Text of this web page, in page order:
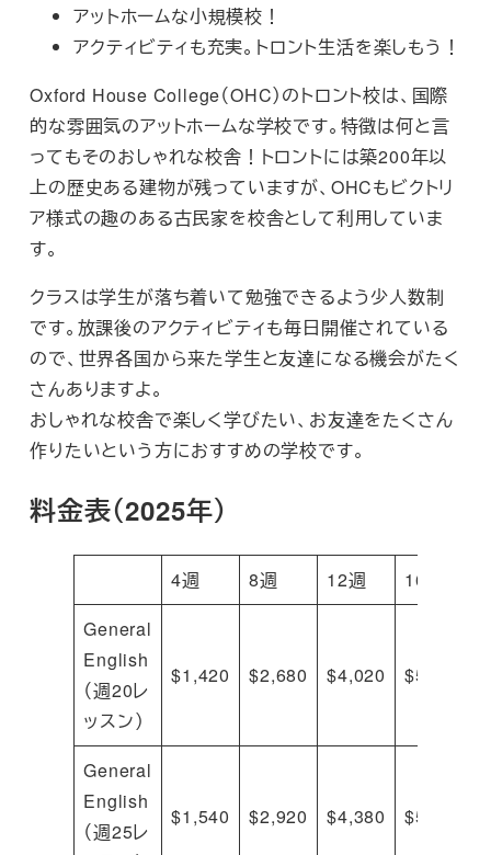
アットホームな小規模校！
アクティビティも充実。トロント生活を楽しもう！
Oxford House College（OHC）のトロント校は、国際
的な雰囲気のアットホームな学校です。特徴は何と言
ってもそのおしゃれな校舎！トロントには築200年以
上の歴史ある建物が残っていますが、OHCもビクトリ
ア様式の趣のある古民家を校舎として利用していま
す。
クラスは学生が落ち着いて勉強できるよう少人数制
です。放課後のアクティビティも毎日開催されている
ので、世界各国から来た学生と友達になる機会がたく
さんありますよ。
おしゃれな校舎で楽しく学びたい、お友達をたくさん
作りたいという方におすすめの学校です。
料金表（2025年）
4週 8週 12週 16週
General
English
（週20レ
ッスン）
$1,420 $2,680 $4,020 $5,040
General
English
（週25レ
$1,540 $2,920 $4,380 $5,520